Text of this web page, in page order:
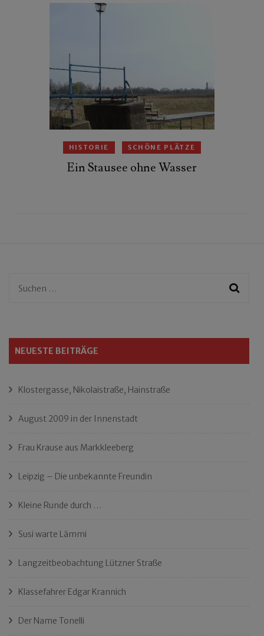
HISTORIE SCHÖNE PLÄTZE
Ein Stausee ohne Wasser
Suchen
NEUESTE BEITRÄGE
Klostergasse, Nikolaistraße, Hainstraße
August 2009 in der Innenstadt
Frau Krause aus Markkleeberg
Leipzig – Die unbekannte Freundin
Kleine Runde durch …
Susi warte Lämmi
Langzeitbeobachtung Lützner Straße
Klassefahrer Edgar Krannich
Der Name Tonelli